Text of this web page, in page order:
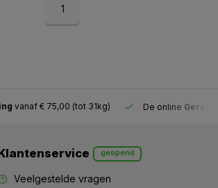
1
vanaf € 75,00 (tot 31kg) De online
geopend
Veelgestelde vragen